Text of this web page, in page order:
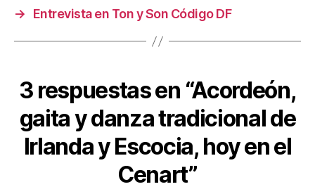
→
Entrevista en Ton y Son Código DF
3 respuestas en “Acordeón,
gaita y danza tradicional de
Irlanda y Escocia, hoy en el
Cenart”